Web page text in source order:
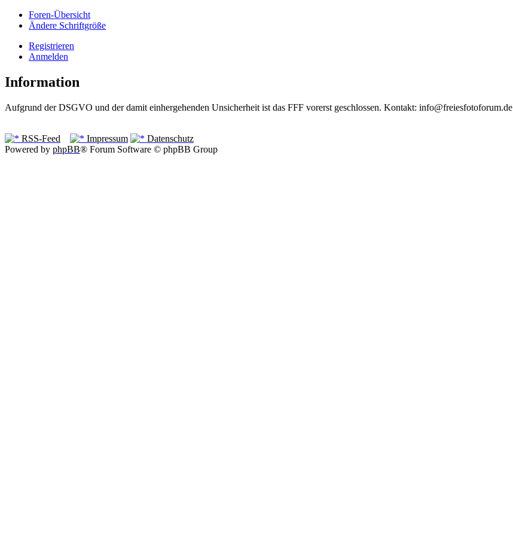
Foren-Übersicht
Ändere Schriftgröße
Registrieren
Anmelden
Information
Aufgrund der DSGVO und der damit einhergehenden Unsicherheit ist das FFF vorerst geschlossen. Kontakt: info@freiesfotoforum.de
RSS-Feed Impressum
Datenschutz
Powered by phpBB® Forum Software © phpBB Group